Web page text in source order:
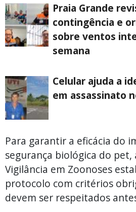
Praia Grande
contingência e
sobre ventos
semana
Celular ajuda a
em assassinato
Para garantir a eficácia do
segurança biológica do pet,
Vigilância em Zoonoses
protocolo com critérios
devem ser respeitados